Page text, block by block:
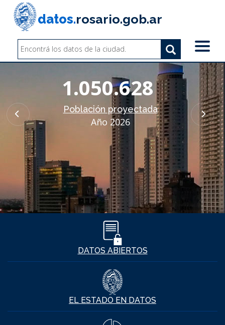
Pasar
contenido
datos.rosario.gob.ar
Buscar Search
1.050.628
Población proyectada
Año 2026
DATOS ABIERTOS
EL ESTADO EN DATOS